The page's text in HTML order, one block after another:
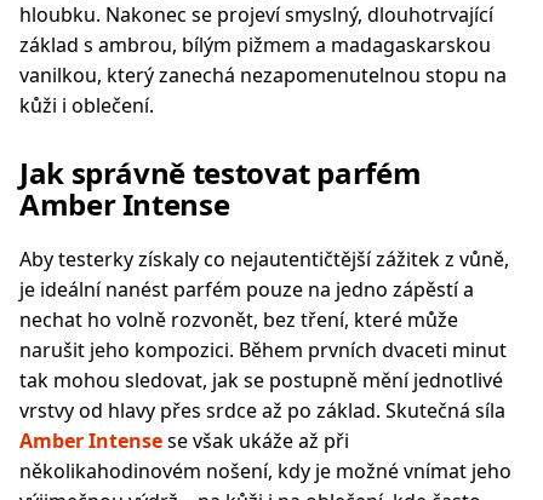
hloubku. Nakonec se projeví smyslný, dlouhotrvající
základ s ambrou, bílým pižmem a madagaskarskou
vanilkou, který zanechá nezapomenutelnou stopu na
kůži i oblečení.
Jak správně testovat parfém
Amber Intense
Aby testerky získaly co nejautentičtější zážitek z vůně,
je ideální nanést parfém pouze na jedno zápěstí a
nechat ho volně rozvonět, bez tření, které může
narušit jeho kompozici. Během prvních dvaceti minut
tak mohou sledovat, jak se postupně mění jednotlivé
vrstvy od hlavy přes srdce až po základ. Skutečná síla
Amber Intensese však ukáže až při
několikahodinovém nošení, kdy je možné vnímat jeho